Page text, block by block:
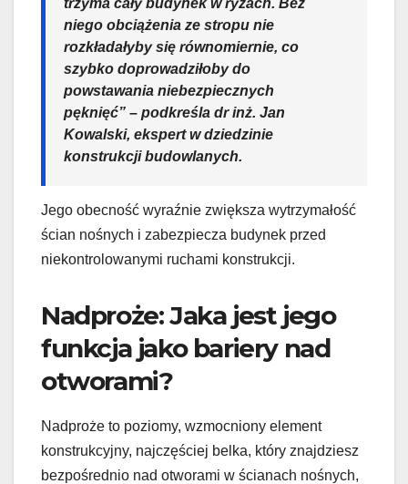
trzyma cały budynek w ryzach. Bez
niego obciążenia ze stropu nie
rozkładałyby się równomiernie, co
szybko doprowadziłoby do
powstawania niebezpiecznych
pęknięć” – podkreśla dr inż. Jan
Kowalski, ekspert w dziedzinie
konstrukcji budowlanych.
Jego obecność wyraźnie zwiększa wytrzymałość
ścian nośnych i zabezpiecza budynek przed
niekontrolowanymi ruchami konstrukcji.
Nadproże: Jaka jest jego
funkcja jako bariery nad
otworami?
Nadproże to poziomy, wzmocniony element
konstrukcyjny, najczęściej belka, który znajdziesz
bezpośrednio nad otworami w ścianach nośnych,